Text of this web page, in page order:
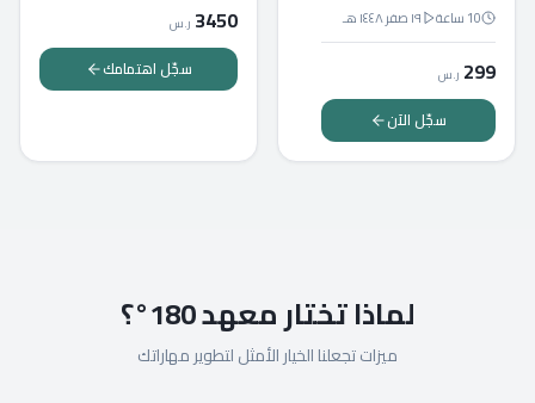
10 ساعة ١٩ صفر ١٤٤٨ هـ
299 ر.س
سجّل الآن
3450 ر.س
سجّل اهتمامك
لماذا تختار معهد 180°؟
ميزات تجعلنا الخيار الأمثل لتطوير مهاراتك